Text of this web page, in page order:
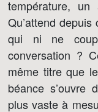
température, un
Qu’attend
qui ni ne
conversation ?
même titre que
béance s’ouvre
plus vaste à